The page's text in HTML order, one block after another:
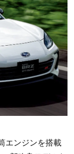
エンジンを搭載